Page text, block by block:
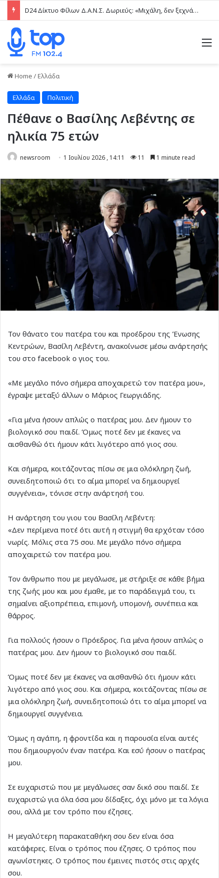
D24 Δίκτυο Φίλων Δ.Α.Ν.Σ. Δωριεύς: «Μιχάλη, δεν ξεχνάμε – Η βία δεν είναι μαγκιά»
Home /Ελλάδα
Ελλάδα Πολιτική
Πέθανε ο Βασίλης Λεβέντης σε
ηλικία 75 ετών
newsroom 1 Ιουλίου 2026 , 14:11 11 1 minute read
Τον θάνατο του πατέρα του και προέδρου της Ένωσης
Κεντρώων, Βασίλη Λεβέντη, ανακοίνωσε μέσω ανάρτησής
του στο facebook ο γιος του.
«Με μεγάλο πόνο σήμερα αποχαιρετώ τον πατέρα μου»,
έγραψε μεταξύ άλλων ο Μάριος Γεωργιάδης.
«Για μένα ήσουν απλώς ο πατέρας μου. Δεν ήμουν το
βιολογικό σου παιδί. Όμως ποτέ δεν με έκανες να
αισθανθώ ότι ήμουν κάτι λιγότερο από γιος σου.
Και σήμερα, κοιτάζοντας πίσω σε μια ολόκληρη ζωή,
συνειδητοποιώ ότι το αίμα μπορεί να δημιουργεί
συγγένεια», τόνισε στην ανάρτησή του.
H ανάρτηση του γιου του Βασίλη Λεβέντη:
«Δεν περίμενα ποτέ ότι αυτή η στιγμή θα ερχόταν τόσο
νωρίς. Μόλις στα 75 σου. Με μεγάλο πόνο σήμερα
αποχαιρετώ τον πατέρα μου.
Τον άνθρωπο που με μεγάλωσε, με στήριξε σε κάθε βήμα
της ζωής μου και μου έμαθε, με το παράδειγμά του, τι
σημαίνει αξιοπρέπεια, επιμονή, υπομονή, συνέπεια και
θάρρος.
Για πολλούς ήσουν ο Πρόεδρος. Για μένα ήσουν απλώς ο
πατέρας μου. Δεν ήμουν το βιολογικό σου παιδί.
Όμως ποτέ δεν με έκανες να αισθανθώ ότι ήμουν κάτι
λιγότερο από γιος σου. Και σήμερα, κοιτάζοντας πίσω σε
μια ολόκληρη ζωή, συνειδητοποιώ ότι το αίμα μπορεί να
δημιουργεί συγγένεια.
Όμως η αγάπη, η φροντίδα και η παρουσία είναι αυτές
που δημιουργούν έναν πατέρα. Και εσύ ήσουν ο πατέρας
μου.
Σε ευχαριστώ που με μεγάλωσες σαν δικό σου παιδί. Σε
ευχαριστώ για όλα όσα μου δίδαξες, όχι μόνο με τα λόγια
σου, αλλά με τον τρόπο που έζησες.
Η μεγαλύτερη παρακαταθήκη σου δεν είναι όσα
κατάφερες. Είναι ο τρόπος που έζησες. Ο τρόπος που
αγωνίστηκες. Ο τρόπος που έμεινες πιστός στις αρχές
σου.